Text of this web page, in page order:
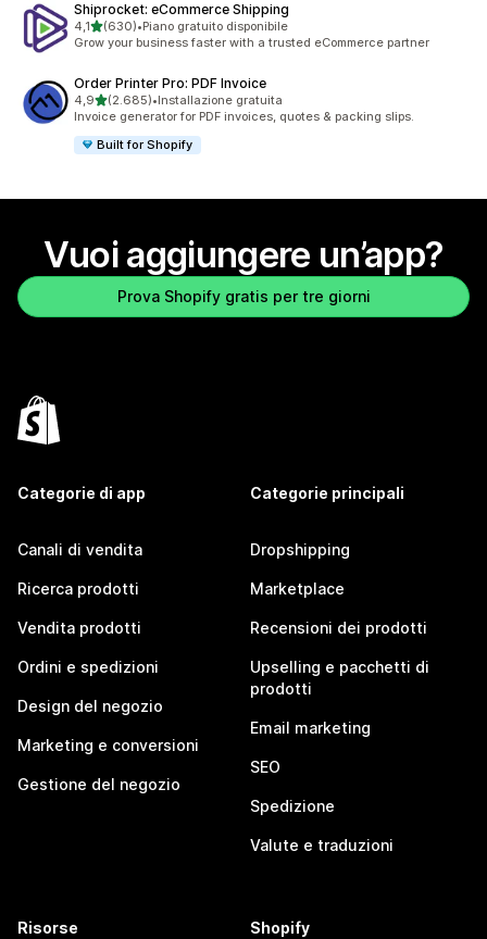
Shiprocket: eCommerce Shipping
4,1stelle su 5
(630)
630 recensioni totali
•Piano gratuito disponibile
Grow your business faster with a trusted eCommerce partner
Order Printer Pro: PDF Invoice
4,9stelle su 5
(2.685)
2685 recensioni totali
•Installazione gratuita
Invoice generator for PDF invoices, quotes & packing slips.
Built for Shopify
Vuoi aggiungere un’app?
Prova Shopify gratis per tre giorni
Categorie di app
Canali di vendita
Ricerca prodotti
Vendita prodotti
Ordini e spedizioni
Design del negozio
Marketing e conversioni
Gestione del negozio
Categorie principali
Dropshipping
Marketplace
Recensioni dei prodotti
Upselling e pacchetti di
prodotti
Email marketing
SEO
Spedizione
Valute e traduzioni
Risorse Shopify